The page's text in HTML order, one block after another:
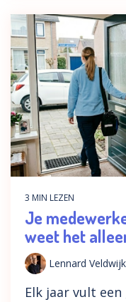
3 MIN LEZEN
Je
weet het
Lennard Veldwijk
Elk jaar vult